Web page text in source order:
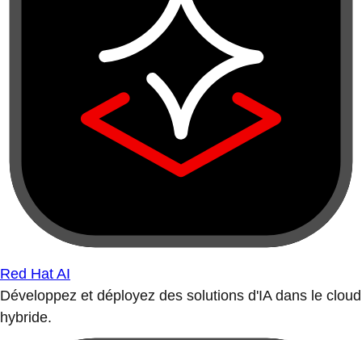
Red Hat AI
Développez et déployez des solutions d'IA dans le cloud
hybride.